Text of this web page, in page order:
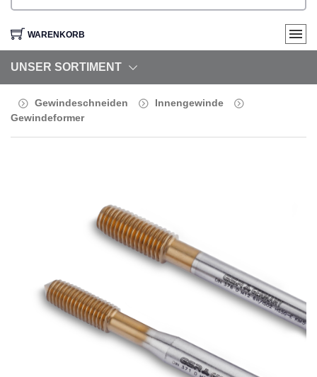
WARENKORB
UNSER SORTIMENT
Gewindeschneiden
Innengewinde
Gewindeformer